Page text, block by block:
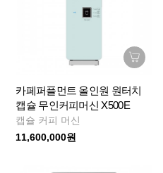
카페퍼플먼트 올인원 원터치
캡슐 무인커피머신 X500E
캡슐 커피 머신
11,600,000원